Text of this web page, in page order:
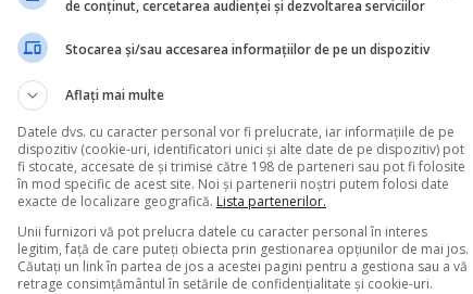
si 8 septembrie – 1 octombrie 2025 (in mediul rural):
S.A.
TEZAUR
lansate de Ministerul Finantelor sunt neimpozabile.
prevazute in prospectul de emisiune. De asemenea,
sunt transferabile si se pot rascumpara in avans. In
sau mai multe subscrieri in cadrul unei emisiuni.
deja efectuate doar in
de conținut, cercetarea audienței și dezvoltarea serviciilor
Stocarea și/sau accesarea informațiilor de pe un dispozitiv
Aflați mai multe
Datele dvs. cu caracter personal vor fi prelucrate, iar informațiile de pe
dispozitiv (cookie-uri, identificatori unici și alte date de pe dispozitiv) pot
fi stocate, accesate de și trimise către 198 de parteneri sau pot fi folosite
în mod specific de acest site. Noi și partenerii noștri putem folosi date
exacte de localizare geografică. Lista partenerilor.
Unii furnizori vă pot prelucra datele cu caracter personal în interes
legitim, față de care puteți obiecta prin gestionarea opțiunilor de mai jos.
Căutați un link în partea de jos a acestei pagini pentru a gestiona sau a vă
retrage consimțământul în setările de confidențialitate și cookie-uri.